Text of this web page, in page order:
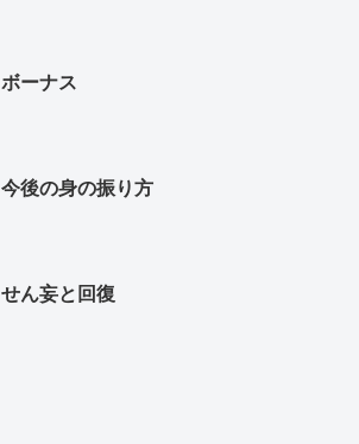
ボーナス
今後の身の振り方
せん妄と回復